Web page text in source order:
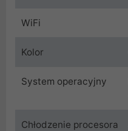
WiFi
Kolor
System operacyjny
Chłodzenie procesora